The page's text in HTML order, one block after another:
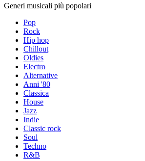
Generi musicali più popolari
Pop
Rock
Hip hop
Chillout
Oldies
Electro
Alternative
Anni '80
Classica
House
Jazz
Indie
Classic rock
Soul
Techno
R&B